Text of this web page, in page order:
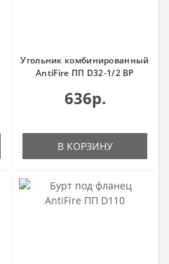
Угольник комбинированный
AntiFire ПП D32-1/2 ВР
636р.
В КОРЗИНУ